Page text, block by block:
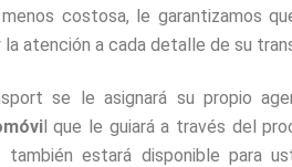
costosa, le garantizamos
atención a cada detalle de su
se le asignará su propio
l que le guiará a través del
estará disponible para